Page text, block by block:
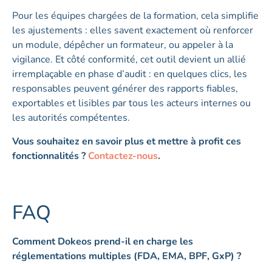
Pour les équipes chargées de la formation, cela simplifie
les ajustements : elles savent exactement où renforcer
un module, dépêcher un formateur, ou appeler à la
vigilance. Et côté conformité, cet outil devient un allié
irremplaçable en phase d’audit : en quelques clics, les
responsables peuvent générer des rapports fiables,
exportables et lisibles par tous les acteurs internes ou
les autorités compétentes.
Vous souhaitez en savoir plus et mettre à profit ces
fonctionnalités ? Contactez-nous.
FAQ
Comment Dokeos prend-il en charge les
réglementations multiples (FDA, EMA, BPF, GxP) ?